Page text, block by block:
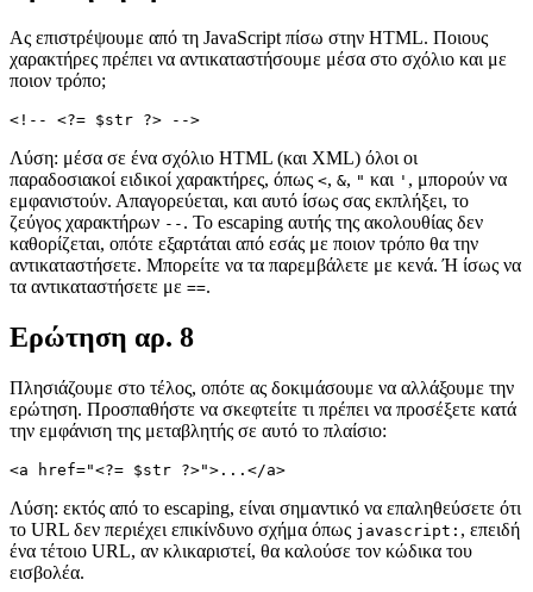
Ας επιστρέψουμε από τη JavaScript πίσω στην HTML. Ποιους
χαρακτήρες πρέπει να αντικαταστήσουμε μέσα στο σχόλιο και με
ποιον τρόπο;
Λύση: μέσα σε ένα σχόλιο HTML (και XML) όλοι οι
παραδοσιακοί ειδικοί χαρακτήρες, όπως <, &, " και ' , μπορούν να
εμφανιστούν. Απαγορεύεται, και αυτό ίσως σας εκπλήξει, το
ζεύγος χαρακτήρων -- . Το escaping αυτής της ακολουθίας δεν
καθορίζεται, οπότε εξαρτάται από εσάς με ποιον τρόπο θα την
αντικαταστήσετε. Μπορείτε να τα παρεμβάλετε με κενά. Ή ίσως να
τα αντικαταστήσετε με ==.
Ερώτηση αρ. 8
Πλησιάζουμε στο τέλος, οπότε ας δοκιμάσουμε να αλλάξουμε την
ερώτηση. Προσπαθήστε να σκεφτείτε τι πρέπει να προσέξετε κατά
την εμφάνιση της μεταβλητής σε αυτό το πλαίσιο:
Λύση: εκτός από το escaping, είναι σημαντικό να επαληθεύσετε ότι
το URL δεν περιέχει επικίνδυνο σχήμα όπως javascript: , επειδή
ένα τέτοιο URL, αν κλικαριστεί, θα καλούσε τον κώδικα του
εισβολέα.